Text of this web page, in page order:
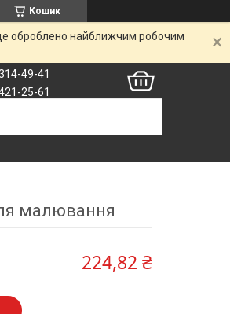
Кошик
оброблено найближчим робочим
49-41
25-61
малювання
224,82 ₴